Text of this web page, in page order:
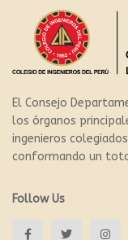
El Consejo
los órganos
ingenieros
conformando un
Follow Us